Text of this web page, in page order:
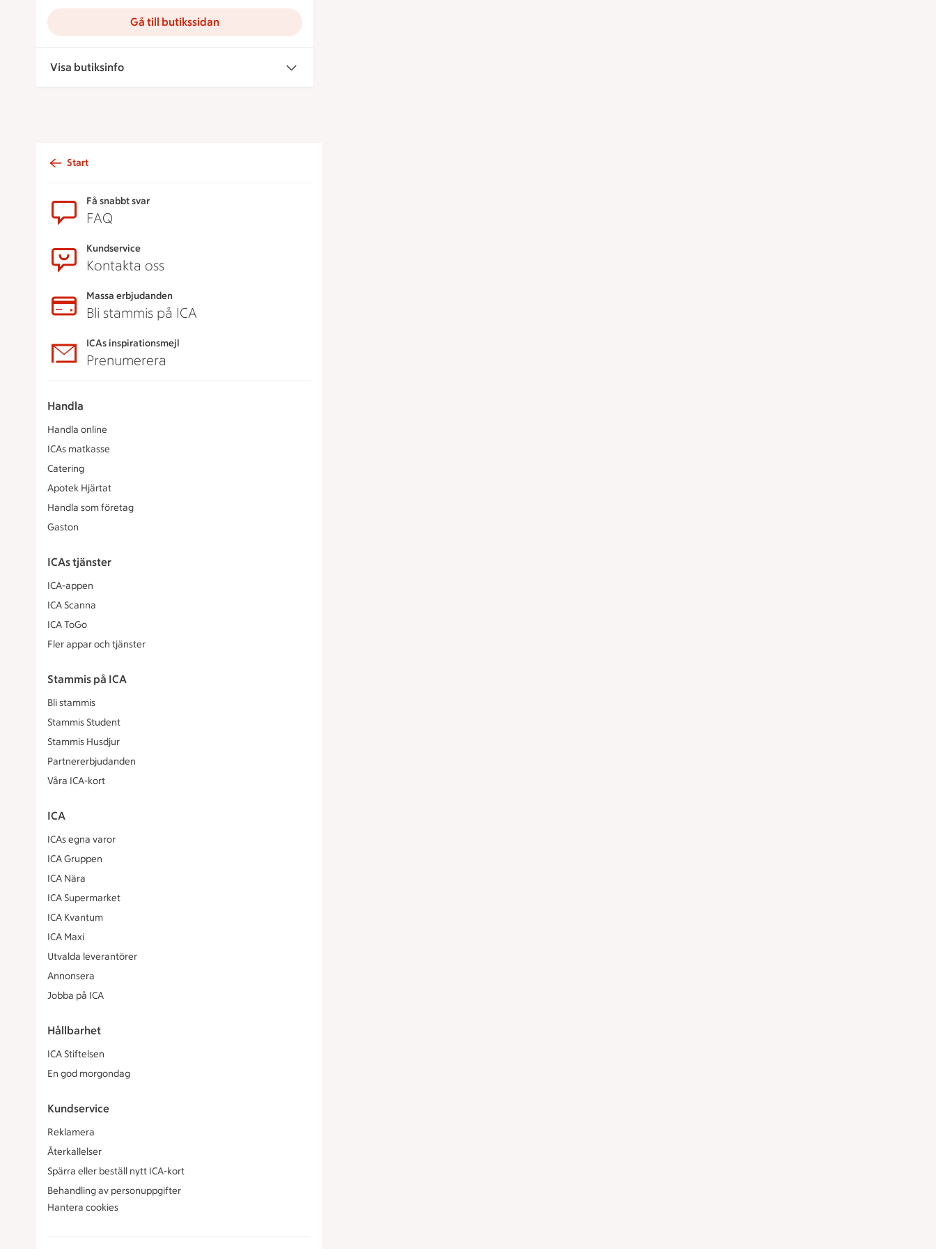
Gå till butikssidan
Visa butiksinfo
Start
Få snabbt svar
FAQ
Kundservice
Kontakta oss
Massa erbjudanden
Bli stammis på ICA
ICAs inspirationsmejl
Prenumerera
Handla
Handla online
ICAs matkasse
Catering
Apotek Hjärtat
Handla som företag
Gaston
ICAs tjänster
ICA-appen
ICA Scanna
ICA ToGo
Fler appar och tjänster
Stammis på ICA
Bli stammis
Stammis Student
Stammis Husdjur
Partnererbjudanden
Våra ICA-kort
ICA
ICAs egna varor
ICA Gruppen
ICA Nära
ICA Supermarket
ICA Kvantum
ICA Maxi
Utvalda leverantörer
Annonsera
Jobba på ICA
Hållbarhet
ICA Stiftelsen
En god morgondag
Kundservice
Reklamera
Återkallelser
Spärra eller beställ nytt ICA-kort
Behandling av personuppgifter
Hantera cookies